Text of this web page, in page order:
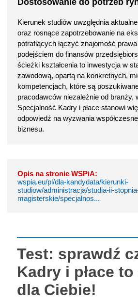
Dostosowanie do potrzeb
Kierunek studiów uwzględnia
oraz rosnące zapotrzebowanie na
potrafiących łączyć znajomość
podejściem do finansów
ścieżki kształcenia to inwestycja w
zawodową, opartą na konkretnych,
kompetencjach, które są
pracodawców niezależnie od branży,
Specjalność Kadry i płace stanowi
odpowiedź na wyzwania
biznesu.
Opis na stronie WSPiA:
wspia.eu/pl/dla-kandydata/kierunki-
studiow/administracja/studia-ii-
magisterskie/specjalnos...
Test: sprawdź
Kadry i płace
dla Ciebie!